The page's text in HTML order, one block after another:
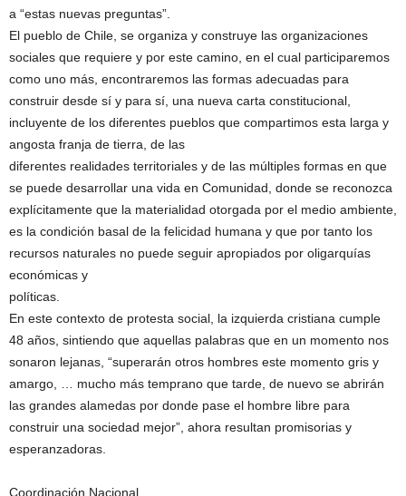
a “estas nuevas preguntas”.
El pueblo de Chile, se organiza y construye las organizaciones
sociales que requiere y por este camino, en el cual participaremos
como uno más, encontraremos las formas adecuadas para
construir desde sí y para sí, una nueva carta constitucional,
incluyente de los diferentes pueblos que compartimos esta larga y
angosta franja de tierra, de las
diferentes realidades territoriales y de las múltiples formas en que
se puede desarrollar una vida en Comunidad, donde se reconozca
explícitamente que la materialidad otorgada por el medio ambiente,
es la condición basal de la felicidad humana y que por tanto los
recursos naturales no puede seguir apropiados por oligarquías
económicas y
políticas.
En este contexto de protesta social, la izquierda cristiana cumple
48 años, sintiendo que aquellas palabras que en un momento nos
sonaron lejanas, “superarán otros hombres este momento gris y
amargo, … mucho más temprano que tarde, de nuevo se abrirán
las grandes alamedas por donde pase el hombre libre para
construir una sociedad mejor”, ahora resultan promisorias y
esperanzadoras.
Coordinación Nacional